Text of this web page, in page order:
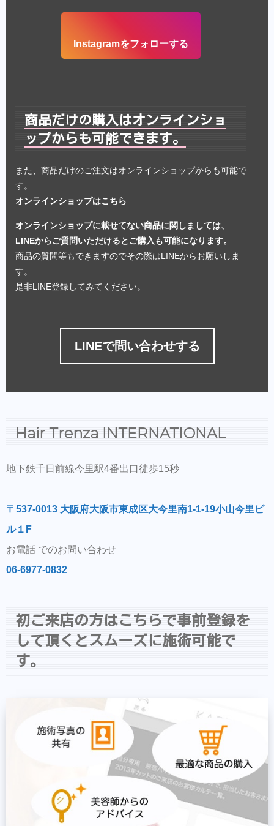
Instagramをフォローする
商品だけの購入はオンラインショ
ップからも可能できます。
また、商品だけのご注文はオンラインショップからも可能で
す。
オンラインショップはこちら
オンラインショップに載せてない商品に関しましては、
LINEからご質問いただけるとご購入も可能になります。
商品の質問等もできますのでその際はLINEからお願いしま
す。
是非LINE登録してみてください。
LINEで問い合わせする
Hair Trenza INTERNATIONAL
地下鉄千日前線今里駅4番出口徒歩15秒
〒537-0013 大阪府大阪市東成区大今里南1-1-19小山今里ビ
ル１F
お電話 でのお問い合わせ
06-6977-0832
初ご来店の方はこちらで事前登録を
して頂くとスムーズに施術可能で
す。